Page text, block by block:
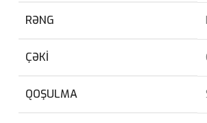
RƏNG
ÇƏKI
QOŞULMA